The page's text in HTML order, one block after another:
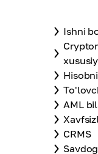
Ishni
AML
CRMS